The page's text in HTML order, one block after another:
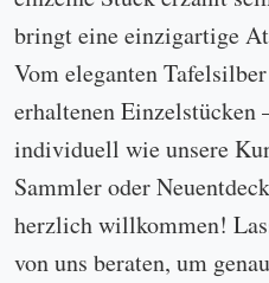
bringt eine einzigartige
Vom eleganten
erhaltenen Einzelstücken
individuell wie unsere
Sammler oder
herzlich willkommen!
von uns beraten, um